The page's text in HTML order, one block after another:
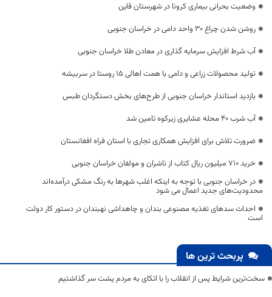
وضعیت بحرانی بیماری کرونا در شهرستان قاین
روشن شدن چراغ ۳۰ واحد دامی در خراسان جنوبی
آب شرط افزایش سرمایه گذاری در معادن طلا خراسان جنوبی
تولید محصولات زراعی و دامی با همت اهالی ۱۵ روستا در سربیشه
بازدید استاندار خراسان جنوبی از طرح‌های بخش دستگردان طبس
آب شرب ۴۰ محله عشایری زیرکوه تامین شد
ضرورت تلاش برای افزایش همکاری تجاری با استان فراه افغانستان
خرید ۷۱۰ میلیون ریال کتاب از ناشران و مولفان خراسان جنوبی
در خراسان جنوبی با توجه به اینکه اغلب شهرها به رنگ مشکی درآمده‌اند
محدودیت‌های جدید اعمال می شود
احداث سدهای تغذیه مصنوعی بندان و چاهداشی نهبندان در دستور کار دولت
است
پربحث ترین ها
سخت‌ترین شرایط پس از انقلاب را با اتکای به مردم پشت سر گذاشتیم